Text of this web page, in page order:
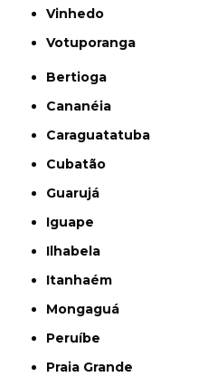
Vinhedo
Votuporanga
Bertioga
Cananéia
Caraguatatuba
Cubatão
Guarujá
Iguape
Ilhabela
Itanhaém
Mongaguá
Peruíbe
Praia Grande